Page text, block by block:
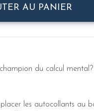
AU PANIER
du calcul
les autocollants au